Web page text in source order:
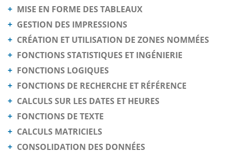
MISE EN FORME DES TABLEAUX
GESTION DES IMPRESSIONS
CRÉATION ET UTILISATION DE ZONES NOMMÉES
FONCTIONS STATISTIQUES ET INGÉNIERIE
FONCTIONS LOGIQUES
FONCTIONS DE RECHERCHE ET RÉFÉRENCE
CALCULS SUR LES DATES ET HEURES
FONCTIONS DE TEXTE
CALCULS MATRICIELS
CONSOLIDATION DES DONNÉES